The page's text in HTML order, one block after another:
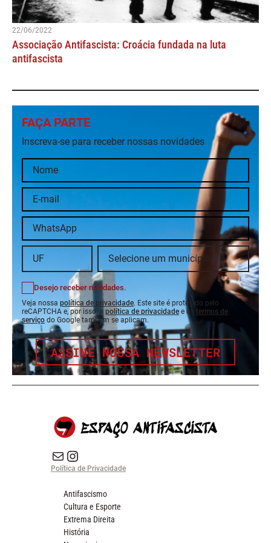
22/06/2022
Associação Antifascista: Croácia fundada na luta
antifascista
FAÇA PARTE
Inscreva-se para receber nossas novidades
Desejo receber novidades.
Veja nossa política de privacidade. Este site é protegido pelo
reCAPTCHA e, por isso, a política de privacidade e os termos de
serviço do Google também se aplicam.
ASSINE NOSSA NEWSLETTER
E-mail Instagram do Espaço Antifascista
Política de Privacidade
Antifascismo
Cultura e Esporte
Extrema Direita
História